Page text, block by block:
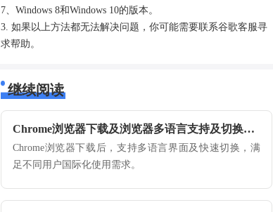
7、Windows 8和Windows 10的版本。
3. 如果以上方法都无法解决问题，你可能需要联系谷歌客服寻
求帮助。
继续阅读
Chrome浏览器下载及浏览器多语言支持及切换方法
Chrome浏览器下载后，支持多语言界面及快速切换，满
足不同用户国际化使用需求。